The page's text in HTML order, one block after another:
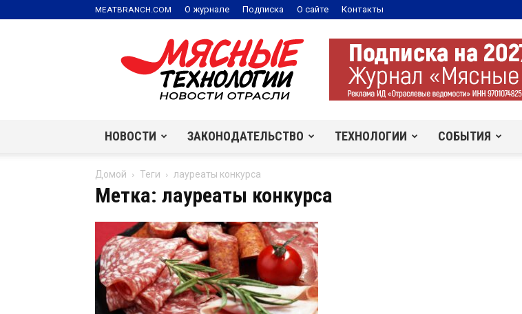
MEATBRANCH.COM О журнале Подписка О сайте Контакты
Мясные
технологии
|
Новости
отрасли
НОВОСТИ ЗАКОНОДАТЕЛЬСТВО ТЕХНОЛОГИИ СОБЫТИЯ
Домой Теги лауреаты конкурса
Метка: лауреаты конкурса